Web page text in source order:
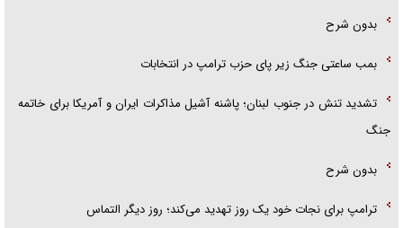
بدون شرح
بمب ساعتی جنگ زیر پای حزب ترام‍پ در انتخابات
تشدید تنش در جنوب لبنان؛ پاشنه آشیل مذاکرات ایران و آمریکا برای خاتمه
جنگ
بدون شرح
ترامپ برای نجات خود یک روز تهدید می‌کند؛ روز دیگر التماس